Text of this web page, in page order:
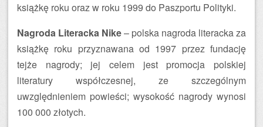
książkę roku oraz w roku 1999 do Paszportu Polityki.
Nagroda Literacka Nike– polska nagroda literacka za
książkę roku przyznawana od 1997 przez fundację
tejże nagrody; jej celem jest promocja polskiej
literatury współczesnej, ze szczególnym
uwzględnieniem powieści; wysokość nagrody wynosi
100 000 złotych.